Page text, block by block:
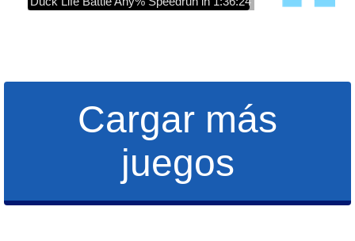
Cargar más
juegos